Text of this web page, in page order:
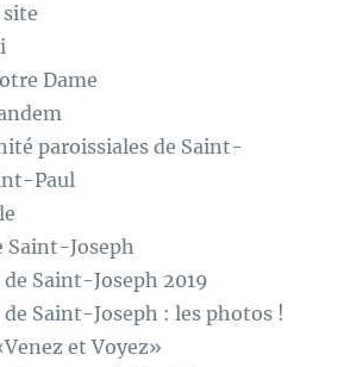
site
Dame
paroissiales de Saint-
Paul
Saint-Joseph
Saint-Joseph 2019
Saint-Joseph : les photos !
et Voyez»